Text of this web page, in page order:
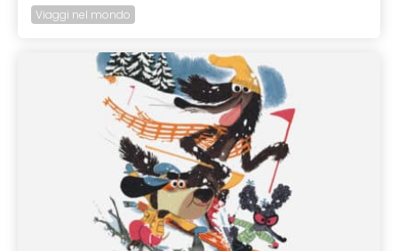
Viaggi nel mondo